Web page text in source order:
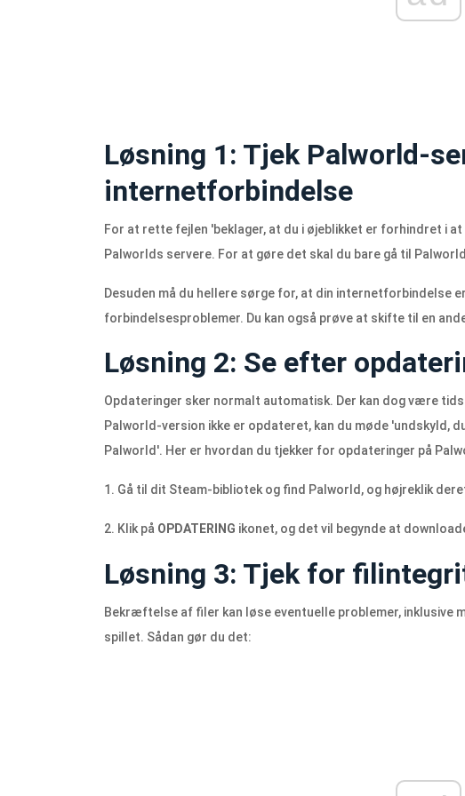
Løsning 1: Tjek Palworld-
internetforbindelse
For at rette fejlen 'beklager, at du i øjeblikket er forhindret i
Palworlds servere. For at gøre det skal du bare gå til
Desuden må du hellere sørge for, at din internetforbindelse
forbindelsesproblemer. Du kan også prøve at skifte til en
Løsning 2: Se efter
Opdateringer sker normalt automatisk. Der kan dog være
Palworld-version ikke er opdateret, kan du møde 'undskyld,
Palworld'. Her er hvordan du tjekker for opdateringer på
1. Gå til dit Steam-bibliotek og find Palworld, og højreklik
2. Klik på OPDATERING ikonet, og det vil begynde at
Løsning 3: Tjek for
Bekræftelse af filer kan løse eventuelle problemer, inklusive
spillet. Sådan gør du det: